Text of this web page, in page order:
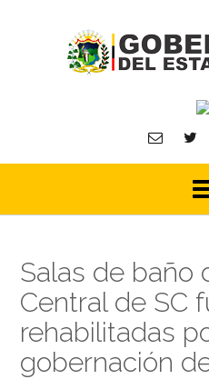
Salas de baño
Central de SC
rehabilitadas
gobernación